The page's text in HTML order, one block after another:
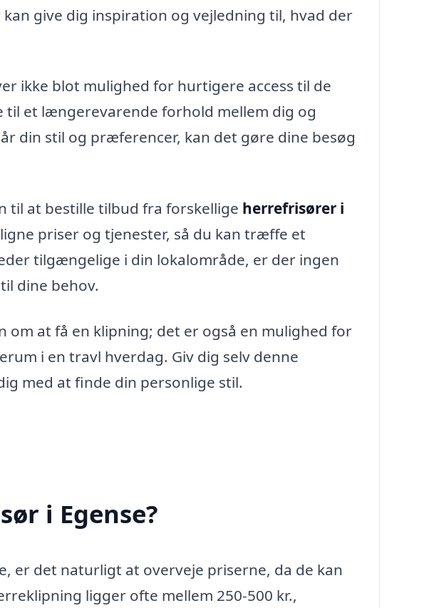
give dig inspiration og vejledning til, hvad der
ikke blot mulighed for hurtigere access til de
til et længerevarende forhold mellem dig og
din stil og præferencer, kan det gøre dine besøg
til at bestille tilbud fra forskellige herrefrisører i
priser og tjenester, så du kan træffe et
tilgængelige i din lokalområde, er der ingen
dine behov.
om at få en klipning; det er også en mulighed for
i en travl hverdag. Giv dig selv denne
med at finde din personlige stil.
i Egense?
er det naturligt at overveje priserne, da de kan
ligger ofte mellem 250-500 kr.,